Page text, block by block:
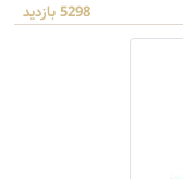
5298 بازدید